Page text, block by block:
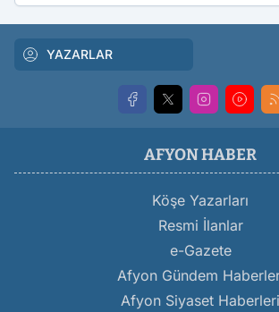
YAZARLAR
AFYON HABER
Köşe Yazarları
Resmi İlanlar
e-Gazete
Afyon Gündem
Afyon Siyaset Haberleri